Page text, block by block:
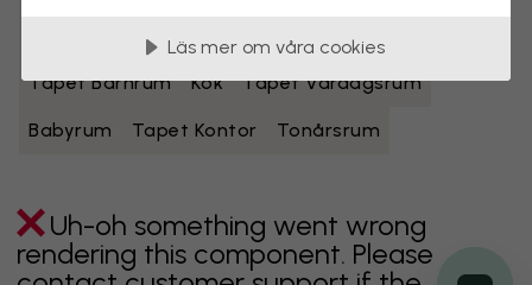
Tapet Sovrum Matsal
Tapet Barnrum Kök Tapet Vardagsrum
Babyrum Tapet Kontor Tonårsrum
Uh-oh something went wrong
rendering this component. Please
Läs mer om våra cookies